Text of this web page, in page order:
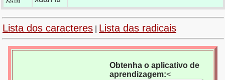
Lista dos caracteres Lista das radicais
Obtenha o aplicativo de
aprendizagem:<